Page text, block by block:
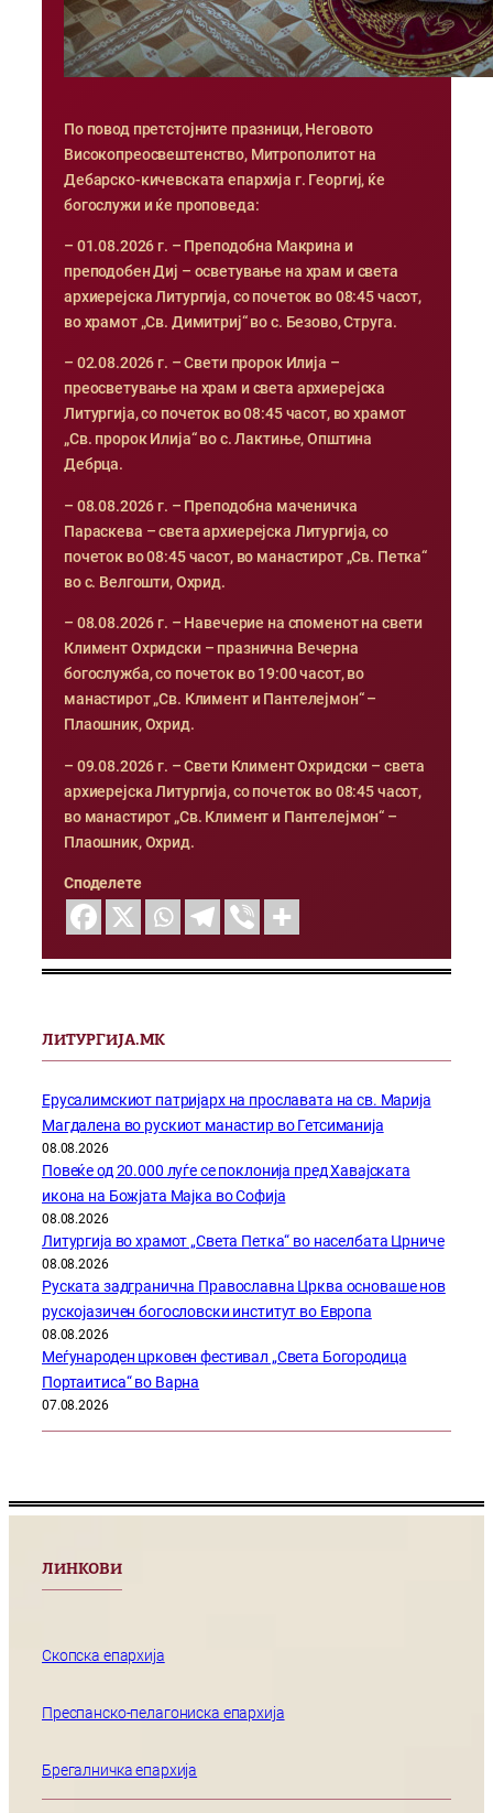
По повод претстојните празници, Неговото
Високопреосвештенство, Митрополитот на
Дебарско-кичевската епархија г. Георгиј, ќе
богослужи и ќе проповеда:
– 01.08.2026 г. – Преподобна Макрина и
преподобен Диј – осветување на храм и света
архиерејска Литургија, со почеток во 08:45 часот,
во храмот „Св. Димитриј“ во с. Безово, Струга.
– 02.08.2026 г. – Свети пророк Илија –
преосветување на храм и света архиерејска
Литургија, со почеток во 08:45 часот, во храмот
„Св. пророк Илија“ во с. Лактиње, Општина
Дебрца.
– 08.08.2026 г. – Преподобна маченичка
Параскева – света архиерејска Литургија, со
почеток во 08:45 часот, во манастирот „Св. Петка“
во с. Велгошти, Охрид.
– 08.08.2026 г. – Навечерие на споменот на свети
Климент Охридски – празнична Вечерна
богослужба, со почеток во 19:00 часот, во
манастирот „Св. Климент и Пантелејмон“ –
Плаошник, Охрид.
– 09.08.2026 г. – Свети Климент Охридски – света
архиерејска Литургија, со почеток во 08:45 часот,
во манастирот „Св. Климент и Пантелејмон“ –
Плаошник, Охрид.
Споделете
ЛИТУРГИЈА.МК
Ерусалимскиот патријарх на прославата на св. Марија
Магдалена во рускиот манастир во Гетсиманија
08.08.2026
Повеќе од 20.000 луѓе се поклонија пред Хавајската
икона на Божјата Мајка во Софија
08.08.2026
Литургија во храмот „Света Петка“ во населбата Црниче
08.08.2026
Руската задгранична Православна Црква основаше нов
рускојазичен богословски институт во Европа
08.08.2026
Меѓународен црковен фестивал „Света Богородица
Портаитиса“ во Варна
07.08.2026
ЛИНКОВИ
Скопска епархија
Преспанско-пелагониска епархија
Брегалничка епархија